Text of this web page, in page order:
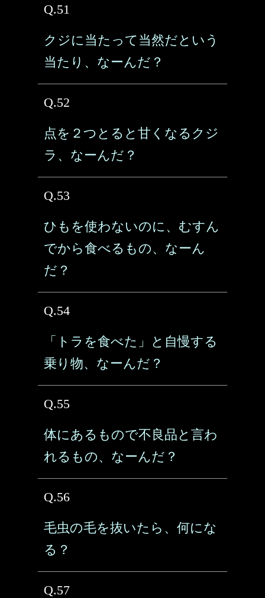
Q.51
クジに当たって当然だという
当たり、なーんだ？
Q.52
点を２つとると甘くなるクジ
ラ、なーんだ？
Q.53
ひもを使わないのに、むすん
でから食べるもの、なーん
だ？
Q.54
「トラを食べた」と自慢する
乗り物、なーんだ？
Q.55
体にあるもので不良品と言わ
れるもの、なーんだ？
Q.56
毛虫の毛を抜いたら、何にな
る？
Q.57